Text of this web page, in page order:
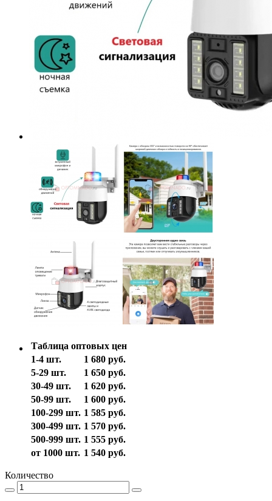
Таблица оптовых цен
1-4 шт.
1 680 руб.
5-29 шт.
1 650 руб.
30-49 шт.
1 620 руб.
50-99 шт.
1 600 руб.
100-299 шт. 1 585 руб.
300-499 шт. 1 570 руб.
500-999 шт. 1 555 руб.
от 1000 шт. 1 540 руб.
Количество